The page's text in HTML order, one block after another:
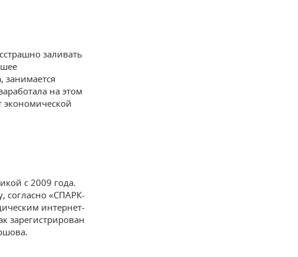
заливать
занимается
на этом
с 2009 года.
«СПАРК-
интернет-
зарегистрирован